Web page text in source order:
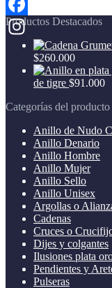
Facebook
Instagram
Productos Destacados
$260.000
de tigre $91.000
Categorías del producto
Anillo de Nudo
Anillo Denario
Anillo Hombre
Anillo Mujer
Anillo Sello
Anillo Unisex
Argollas o
Cadenas
Cruces o
Dijes y colgantes
Ilusiones plata
Pendientes y
Pulseras